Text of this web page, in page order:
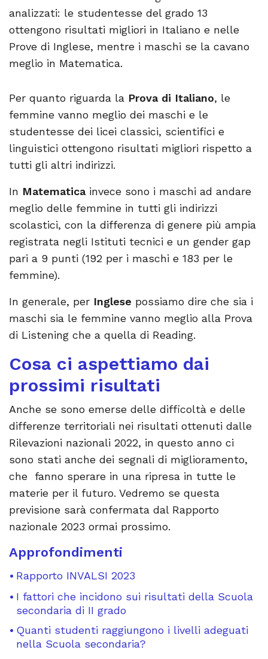
analizzati: le studentesse del grado 13
ottengono risultati migliori in Italiano e nelle
Prove di Inglese, mentre i maschi se la cavano
meglio in Matematica.
Per quanto riguarda la Prova di Italiano, le
femmine vanno meglio dei maschi e le
studentesse dei licei classici, scientifici e
linguistici ottengono risultati migliori rispetto a
tutti gli altri indirizzi.
In Matematicainvece sono i maschi ad andare
meglio delle femmine in tutti gli indirizzi
scolastici, con la differenza di genere più ampia
registrata negli Istituti tecnici e un gender gap
pari a 9 punti (192 per i maschi e 183 per le
femmine).
In generale, per Inglese possiamo dire che sia i
maschi sia le femmine vanno meglio alla Prova
di Listening che a quella di Reading.
Cosa ci aspettiamo dai
prossimi risultati
Anche se sono emerse delle difficoltà e delle
differenze territoriali nei risultati ottenuti dalle
Rilevazioni nazionali 2022, in questo anno ci
sono stati anche dei segnali di miglioramento,
che fanno sperare in una ripresa in tutte le
materie per il futuro. Vedremo se questa
previsione sarà confermata dal Rapporto
nazionale 2023 ormai prossimo.
Approfondimenti
Rapporto INVALSI 2023
I fattori che incidono sui risultati della Scuola
secondaria di II grado
Quanti studenti raggiungono i livelli adeguati
nella Scuola secondaria?